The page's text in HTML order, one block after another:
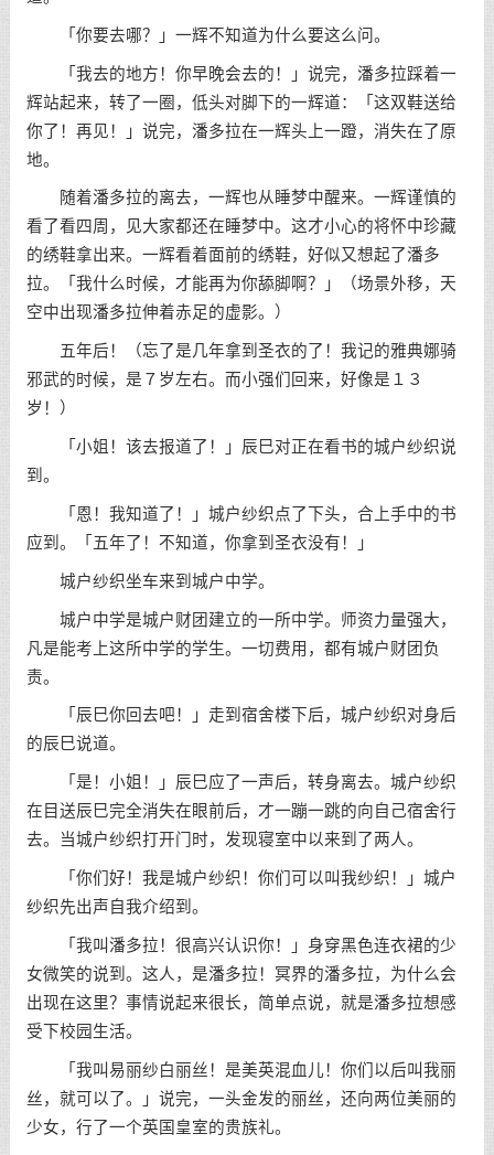
「你要去哪？」一辉不知道为什么要这么问。
「我去的地方！你早晚会去的！」说完，潘多拉踩着一
辉站起来，转了一圈，低头对脚下的一辉道：「这双鞋送给
你了！再见！」说完，潘多拉在一辉头上一蹬，消失在了原
地。
随着潘多拉的离去，一辉也从睡梦中醒来。一辉谨慎的
看了看四周，见大家都还在睡梦中。这才小心的将怀中珍藏
的绣鞋拿出来。一辉看着面前的绣鞋，好似又想起了潘多
拉。「我什么时候，才能再为你舔脚啊？」（场景外移，天
空中出现潘多拉伸着赤足的虚影。）
五年后！（忘了是几年拿到圣衣的了！我记的雅典娜骑
邪武的时候，是７岁左右。而小强们回来，好像是１３
岁！）
「小姐！该去报道了！」辰巳对正在看书的城户纱织说
到。
「恩！我知道了！」城户纱织点了下头，合上手中的书
应到。「五年了！不知道，你拿到圣衣没有！」
城户纱织坐车来到城户中学。
城户中学是城户财团建立的一所中学。师资力量强大，
凡是能考上这所中学的学生。一切费用，都有城户财团负
责。
「辰巳你回去吧！」走到宿舍楼下后，城户纱织对身后
的辰巳说道。
「是！小姐！」辰巳应了一声后，转身离去。城户纱织
在目送辰巳完全消失在眼前后，才一蹦一跳的向自己宿舍行
去。当城户纱织打开门时，发现寝室中以来到了两人。
「你们好！我是城户纱织！你们可以叫我纱织！」城户
纱织先出声自我介绍到。
「我叫潘多拉！很高兴认识你！」身穿黑色连衣裙的少
女微笑的说到。这人，是潘多拉！冥界的潘多拉，为什么会
出现在这里？事情说起来很长，简单点说，就是潘多拉想感
受下校园生活。
「我叫易丽纱白丽丝！是美英混血儿！你们以后叫我丽
丝，就可以了。」说完，一头金发的丽丝，还向两位美丽的
少女，行了一个英国皇室的贵族礼。